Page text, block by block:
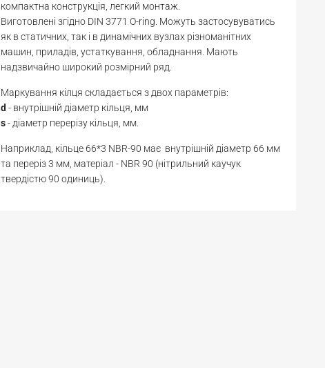
компактна конструкція, легкий монтаж.
Виготовлені згідно DIN 3771 O-ring. Можуть застосувуватись
як в статичних, так і в динамічних вузлах різноманітних
машин, приладів, устаткування, обладнання. Мають
надзвичайно широкий розмірний ряд.
Маркування кілця складається з двох параметрів:
d - внутрішній діаметр кільця, мм
s- діаметр перерізу кільця, мм.
Наприклад, кільце 66*3 NBR-90 має внутрішній діаметр 66 мм
та переріз 3 мм, матеріал - NBR 90 (нітрильний каучук
твердістю 90 одиниць).